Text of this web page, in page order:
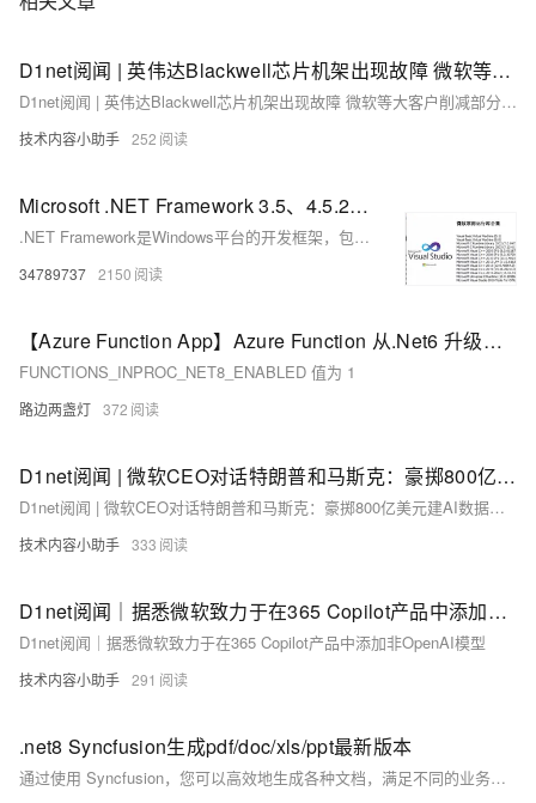
D1net阅闻 | 英伟达Blackwell芯片机架出现故障 微软等大客户削减部分订单
D1net阅闻 | 英伟达Blackwell芯片机架出现故障 微软等大客户削减部分订单
技术内容小助手 252
Microsoft .NET Framework 3.5、4.5.2、4.8.1,适用于 Windows 版本的 .NET,Microsoft C Runtime等下载
.NET Framework是Windows平台的开发框架，包含CLR和FCL，支持多种语言开发桌面、Web应用。常用版本有3.5、4.5.2、4.8.1，系统可同时安装多个版本，确保软件兼容运行。
34789737 2150
【Azure Function App】Azure Function 从.Net6 升级到 .Net8 后 Function出现运行时版本错误
FUNCTIONS_INPROC_NET8_ENABLED 值为 1
路边两盏灯 372
D1net阅闻 | 微软CEO对话特朗普和马斯克：豪掷800亿美元建AI数据中心
D1net阅闻 | 微软CEO对话特朗普和马斯克：豪掷800亿美元建AI数据中心
技术内容小助手 333
D1net阅闻｜据悉微软致力于在365 Copilot产品中添加非OpenAI模型
D1net阅闻｜据悉微软致力于在365 Copilot产品中添加非OpenAI模型
技术内容小助手 291
.net8 Syncfusion生成pdf/doc/xls/ppt最新版本
通过使用 Syncfusion，您可以高效地生成各种文档，满足不同的业务需求。这些工具不仅易于使用，还具有高性能和高度可扩展性，是处理文档的理想选择。